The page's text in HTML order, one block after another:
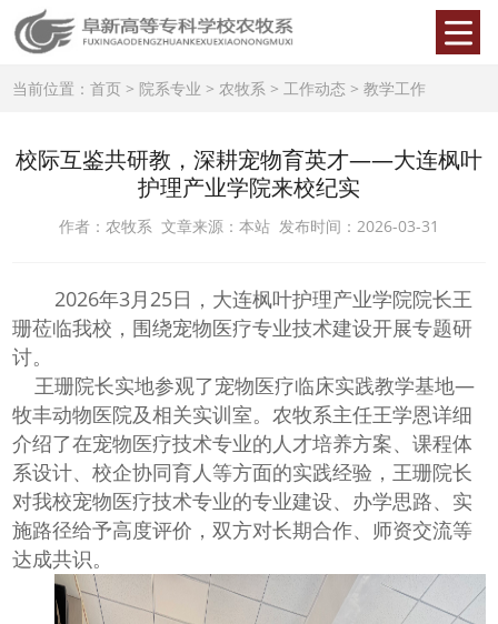
当前位置：首页 > 院系专业 >农牧系 >工作动态 >教学工作
校际互鉴共研教，深耕宠物育英才——大连枫叶
护理产业学院来校纪实
作者：农牧系 文章来源：本站 发布时间：2026-03-31
2026年3月25日，大连枫叶护理产业学院院长王
珊莅临我校，围绕宠物医疗专业技术建设开展专题研
讨。
王珊院长实地参观了宠物医疗临床实践教学基地—
牧丰动物医院及相关实训室。农牧系主任王学恩详细
介绍了在宠物医疗技术专业的人才培养方案、课程体
系设计、校企协同育人等方面的实践经验，王珊院长
对我校宠物医疗技术专业的专业建设、办学思路、实
施路径给予高度评价，双方对长期合作、师资交流等
达成共识。